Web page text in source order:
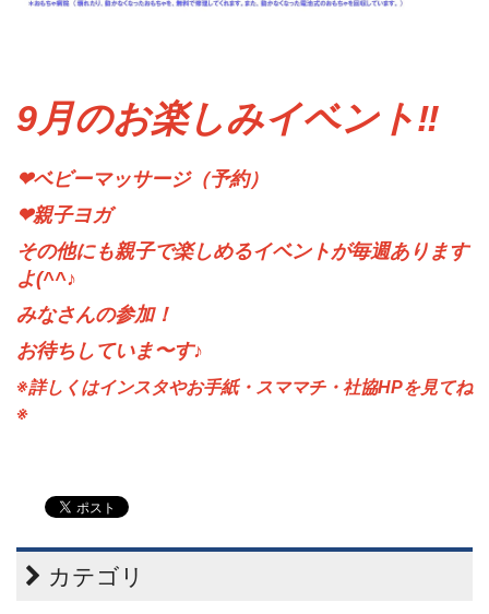
9月のお楽しみイベント‼
❤ベビーマッサージ（予約）
❤親子ヨガ
その他にも親子で楽しめるイベントが毎週あります
よ(^^♪
みなさんの参加！
お待ちしていま〜す♪
※詳しくはインスタやお手紙・スママチ・社協HPを見てね
※
カテゴリ